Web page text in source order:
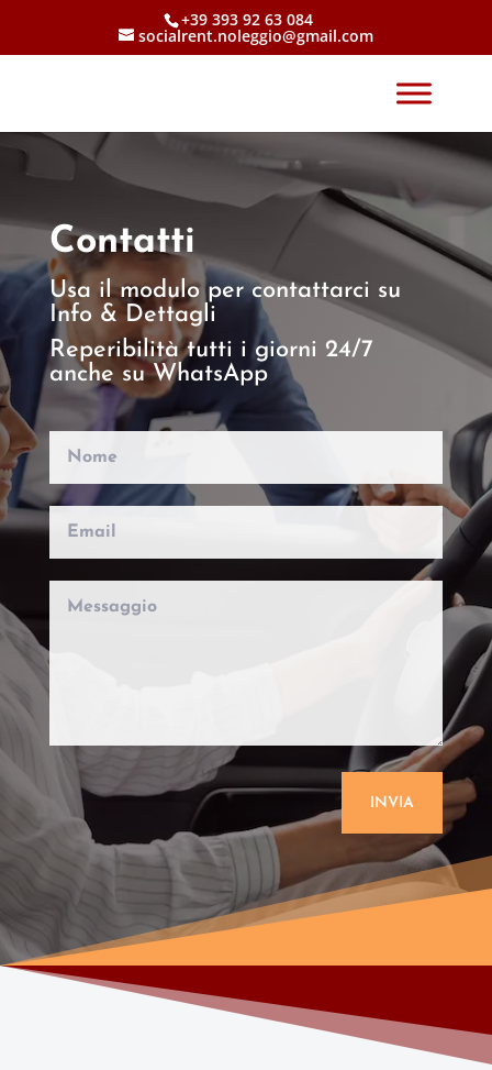
+39 393 92 63 084
socialrent.noleggio@gmail.com
Contatti
Usa il modulo per contattarci su
Info & Dettagli
Reperibilità tutti i giorni 24/7
anche su WhatsApp
INVIA